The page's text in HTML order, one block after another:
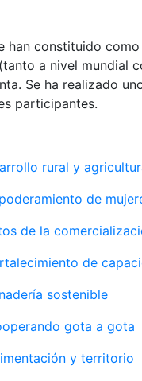
han constituido
a nivel mundial
Se ha realizado
participantes.
rural y
de
de la
de
sostenible
gota a gota
y territorio